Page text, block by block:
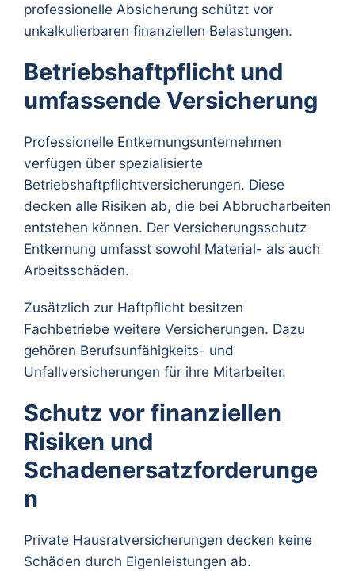
professionelle Absicherung schützt vor
unkalkulierbaren finanziellen Belastungen.
Betriebshaftpflicht und
umfassende Versicherung
Professionelle Entkernungsunternehmen
verfügen über spezialisierte
Betriebshaftpflichtversicherungen. Diese
decken alle Risiken ab, die bei Abbrucharbeiten
entstehen können. Der Versicherungsschutz
Entkernung umfasst sowohl Material- als auch
Arbeitsschäden.
Zusätzlich zur Haftpflicht besitzen
Fachbetriebe weitere Versicherungen. Dazu
gehören Berufsunfähigkeits- und
Unfallversicherungen für ihre Mitarbeiter.
Schutz vor finanziellen
Risiken und
Schadenersatzforderunge
n
Private Hausratversicherungen decken keine
Schäden durch Eigenleistungen ab.